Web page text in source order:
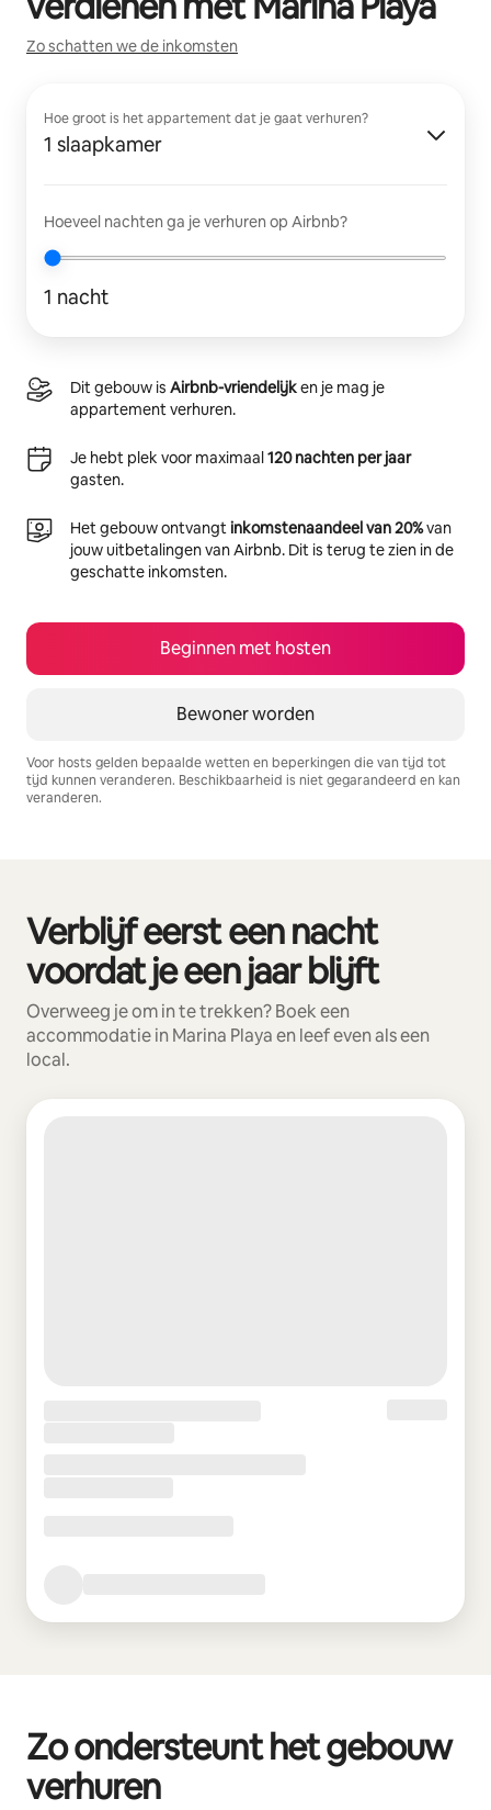
Zo schatten we de inkomsten
Hoe groot is het appartement dat je gaat verhuren?
1 slaapkamer
Hoeveel nachten ga je verhuren op Airbnb?
1 nacht
Dit gebouw is Airbnb-vriendelijken je mag je
appartement verhuren.
Je hebt plek voor maximaal 120 nachten per jaar
gasten.
Het gebouw ontvangtinkomstenaandeel van 20%van
jouw uitbetalingen van Airbnb. Dit is terug te zien in de
geschatte inkomsten.
Beginnen met hosten
Bewoner worden
Voor hosts gelden bepaalde wetten en beperkingen die van tijd tot
tijd kunnen veranderen. Beschikbaarheid is niet gegarandeerd en kan
veranderen.
Verblijf eerst een nacht
voordat je een jaar blijft
Overweeg je om in te trekken? Boek een
accommodatie in Marina Playa en leef even als een
local.
0 van 0 items weergegeven
Zo ondersteunt het gebouw
verhuren